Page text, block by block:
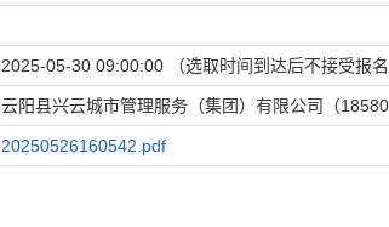
2025-05-30 09:00:00 （选取时间到达后不接受报
云阳县兴云城市管理服务（集团）有限公司（
20250526160542.pdf